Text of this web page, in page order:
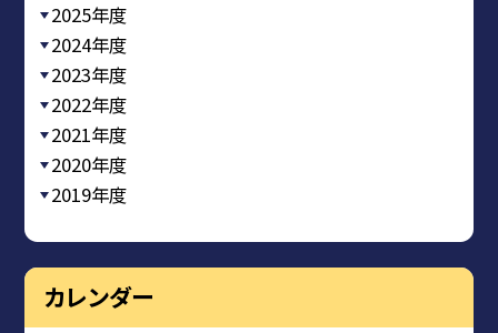
2025年度
2024年度
2023年度
2022年度
2021年度
2020年度
2019年度
カレンダー